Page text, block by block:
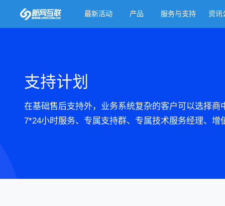
最新活动 产品 服务与支持 资讯
支持计划
在基础售后支持外，业务系统复杂的客户可以选择
7*24小时服务、专属支持群、专属技术服务经理、增